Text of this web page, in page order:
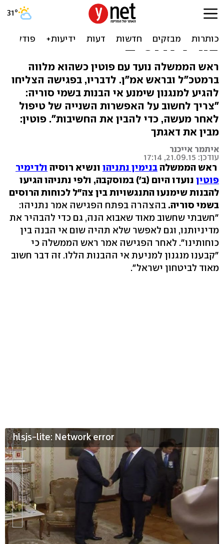
נתניהו במוסקבה: קבענו
מנגנון למניעת התנגשות בין
צה"ל לרוסים
ראש הממשלה נועד עם פוטין כשהוא מלווה
ברמטכ"ל ובראש אמ"ן. לדבריו, בפגישה הצליחו
להגיע למנגנון שימנע אי הבנות בשמי סוריה:
"צריך לחשוב על האפשרות השנייה של טיפול
לאחר מעשה, כדי להבין את החשיבות". פוטין:
מבין את דאגתך
איתמר אייכנר
עודכן: 21.09.15, 17:14
ראש הממשלהבנימין נתניהו ונשיא רוסיה ולדימיר
פוטין נועדו היום (ב') במוסקבה, ולפי נתניהו הגיעו
להבנות שימנעו התנגשויות בין צה"ל לכוחות הרוסים
בשמי סוריה. בהצהרה בפתח הפגישה אמר נתניהו:
"חשבתי שחשוב מאוד שאבוא הנה, גם כדי להבהיר את
מדיניותנו, וגם לאפשר שלא תהיה שום אי הבנה בין
כוחותינו". לאחר הפגישה אמר ראש הממשלה כי
"קבענו מנגנון למניעת אי ההבנות הללו. זה דבר חשוב
מאוד לביטחון ישראל".
hlsjs-lite: Network error